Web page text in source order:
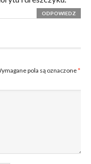
ODPOWIEDZ
pola są oznaczone*